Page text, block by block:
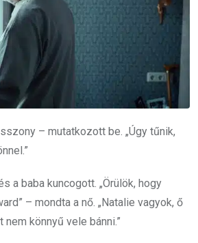
– mutatkozott be. „Úgy tűnik,
a baba kuncogott. „Örülök, hogy
– mondta a nő. „Natalie vagyok, ő
könnyű vele bánni.”